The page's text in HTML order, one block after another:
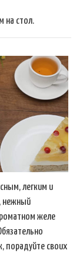
на стол.
легким и
нежный
желе
порадуйте своих